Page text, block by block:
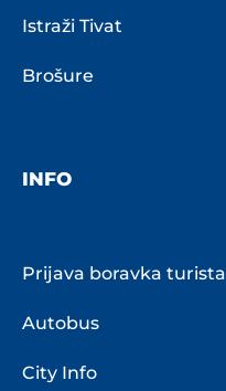
Istraži Tivat
Brošure
INFO
Prijava boravka turista
Autobus
City Info